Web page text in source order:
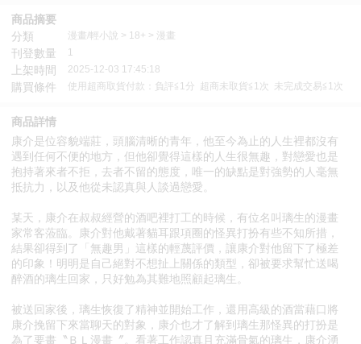
商品摘要
分類
漫畫/輕小說 > 18+ > 漫畫
刊登數量 1
上架時間 2025-12-03 17:45:18
購買條件 使用超商取貨付款：負評≦1分 超商未取貨≦1次 未完成交易≦1次
商品詳情
康介是位容貌端莊，頭腦清晰的青年，他至今為止的人生裡都沒有
遇到任何不便的地方，但他卻覺得這樣的人生很無趣，對戀愛也是
抱持著來者不拒，去者不留的態度，唯一的缺點是對強勢的人毫無
抵抗力，以及他從未認真與人談過戀愛。
某天，康介在叔叔經營的酒吧裡打工的時候，有位名叫璃生的漫畫
家常客蒞臨。康介對他戴著貓耳跟項圈的怪異打扮有些不知所措，
結果卻得到了「無趣男」這樣的輕蔑評價，讓康介對他留下了極差
的印象！明明是自己絕對不想扯上關係的類型，卻被要求幫忙送喝
醉酒的璃生回家，只好勉為其難地照顧起璃生。
被送回家後，璃生恢復了精神並開始工作，還用高級的酒當藉口將
康介挽留下來當聊天的對象，康介也才了解到璃生那怪異的打扮是
為了要畫〝ＢＬ漫畫〞。看著工作認真且充滿骨氣的璃生，康介湧